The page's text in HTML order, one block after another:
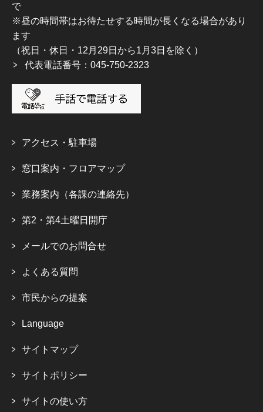
で
※昼の時間帯はお待たせする時間が長くなる場合があり
ます
（祝日・休日・12月29日から1月3日を除く）
代表電話番号：045-750-2323
アクセス・駐車場
窓口案内・フロアマップ
業務案内（各課の連絡先）
第2・第4土曜日開庁
メールでのお問合せ
よくある質問
市民からの提案
Language
サイトマップ
サイトポリシー
サイトの使い方